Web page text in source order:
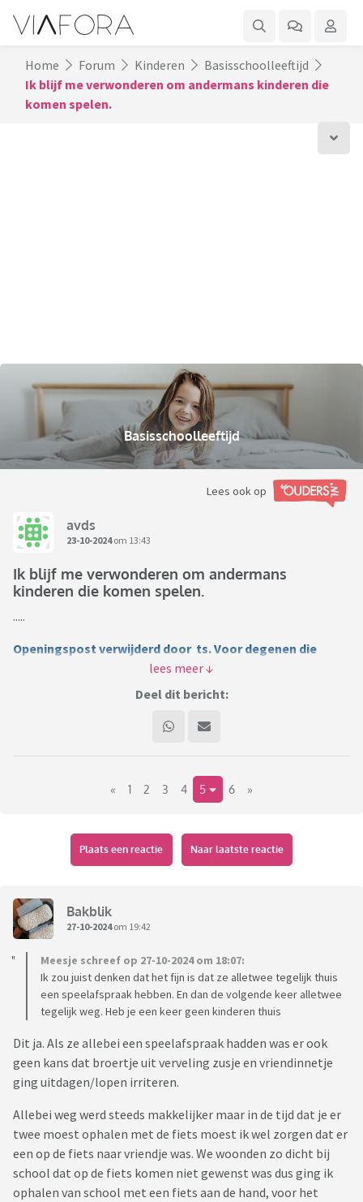
Home Forum Kinderen
Basisschoolleeftijd
Ik blijf me verwonderen om andermans kinderen die
komen spelen.
Basisschoolleeftijd
Lees ook op
avds
23-10-2024om 13:43
Ik blijf me verwonderen om andermans
kinderen die komen spelen.
.....
Openingspost verwijderd door ts. Voor degenen die
graag door willen discussiëren (met dank aan yette):
Het onderwerp: vriendjes tijdens speelafspraakjes bij jou
thuis, gedragen zich soms anders dan jouw eigen kind. Dat
kan leiden tot ergernissen. Ze stoten per ongeluk drinken
over je gestoffeerde eetkamerstoelen, springen op de bank,
geen Optimel, dus die gaat door de gootsteen.
Heb jij wel eens vriendjes over de vloer waar je je aan ergert?
Deel dit bericht:
« 1 2 3 4 5 6 »
Plaats een reactie Naar laatste reactie
Bakblik
27-10-2024om 19:42
Meesje schreef op 27-10-2024 om 18:07:
Ik zou juist denken dat het fijn is dat ze alletwee tegelijk thuis
een speelafspraak hebben. En dan de volgende keer alletwee
tegelijk weg. Heb je een keer geen kinderen thuis
Dit ja. Als ze allebei een speelafspraak hadden was er ook
geen kans dat broertje uit verveling zusje en vriendinnetje
ging uitdagen/lopen irriteren.
Allebei weg werd steeds makkelijker maar in de tijd dat je er
twee moest ophalen met de fiets moest ik wel zorgen dat er
een op de fiets naar vriendje was. We woonden zo dicht bij
school dat op de fiets komen niet gewenst was dus ging ik
ophalen van school met een fiets aan de hand, voor het